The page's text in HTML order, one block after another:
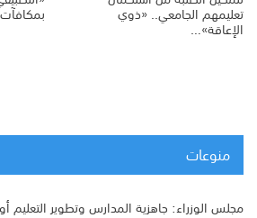
تعليمهم الجامعي.. «ذوي
الإعاقة»…
بمكافآت
منوعات
مجلس الوزراء: جاهزية المدارس وتطوير التعليم